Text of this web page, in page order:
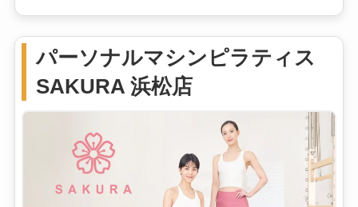
パーソナルマシンピラティス
SAKURA 浜松店